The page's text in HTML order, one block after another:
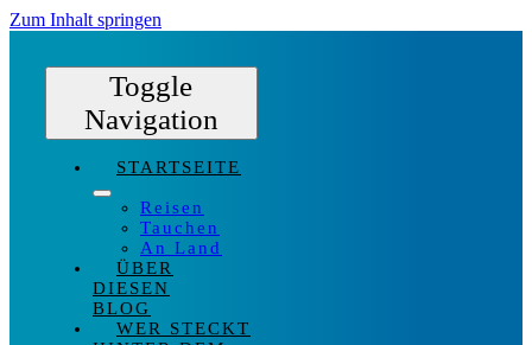
Zum Inhalt springen
Toggle
Navigation
STARTSEITE
Reisen
Tauchen
An Land
ÜBER
DIESEN
BLOG
WER STECKT